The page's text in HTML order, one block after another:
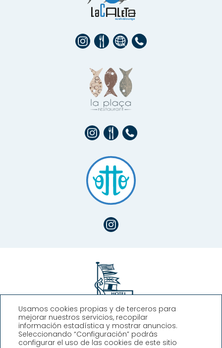
Hotel Llafranch
Plaça Promontori, 2, Llafranc,
Usamos cookies propias y de terceros para
mejorar nuestros servicios, recopilar
información estadística y mostrar anuncios.
Seleccionando “Configuración” podrás
configurar el uso de las cookies de este sitio